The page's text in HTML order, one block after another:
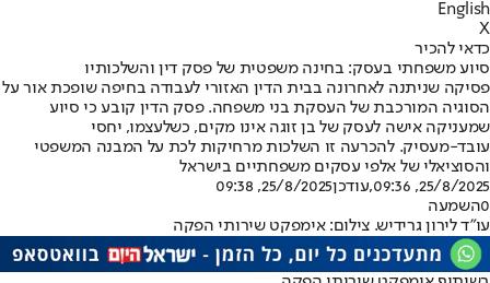
English
X
כדאי להכיר
סיוע משפחתי בעסק: בחינה משפטית של פסק דין והשלכותיו
פסיקה שניתנה לאחרונה בבית הדין האזורי לעבודה בחיפה שופכת אור על
הסוגיה המורכבת של העסקת בני משפחה. פסק הדין קובע כי סיוע
שמעניקה אישה לעסק של בן זוגה אינו מקים, כשלעצמו, יחסי
עובד-מעסיק. להכרעה זו השלכות מרחיקות לכת על המבנה המשפטי
והסוציאלי של אלפי עסקים משפחתיים בישראל
25/8/2025, 09:36
,עודכן25/8/2025, 09:38
0השמעה
עו"ד לירון גרידיש. צילום: אימפקט שירותי הפקה